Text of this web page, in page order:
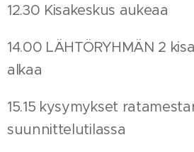
12.30 Kisakeskus aukeaa
14.00 LÄHTÖRYHMÄN 2
alkaa
15.15 kysymykset
suunnittelutilassa